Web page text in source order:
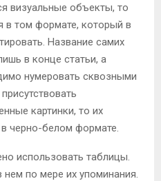
визуальные объекты, то
том формате, который в
Название самих
в конце статьи, а
нумеровать сквозными
картинки, то их
черно-белом формате.
использовать таблицы.
нем по мере их упоминания.